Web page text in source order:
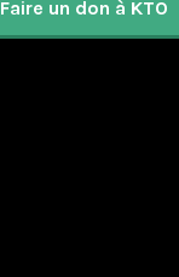
Faire un don à KTO